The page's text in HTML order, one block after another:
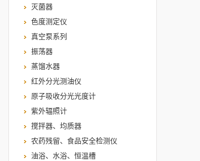
灭菌器
色度测定仪
真空泵系列
振荡器
蒸馏水器
红外分光测油仪
原子吸收分光光度计
紫外辐照计
搅拌器、均质器
农药残留、食品安全检测仪
油浴、水浴、恒温槽